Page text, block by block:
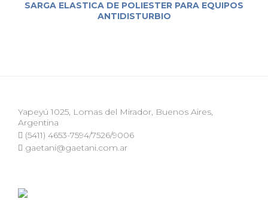
SARGA ELASTICA DE POLIESTER PARA EQUIPOS
ANTIDISTURBIO
Yapeyú 1025, Lomas del Mirador, Buenos Aires,
Argentina
(5411) 4653-7594/7526/9006
gaetani@gaetani.com.ar